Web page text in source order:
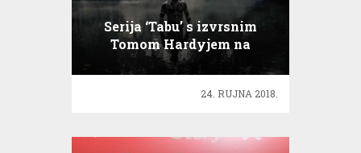
Serija ‘Tabu’ s izvrsnim
Tomom Hardyjem na
malim ekranima
24. RUJNA 2018.